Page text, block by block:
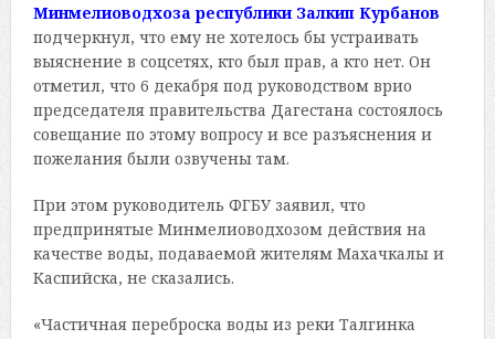
Минмелиоводхоза республики Залкип Курбанов
подчеркнул, что ему не хотелось бы устраивать
выяснение в соцсетях, кто был прав, а кто нет. Он
отметил, что 6 декабря под руководством врио
председателя правительства Дагестана состоялось
совещание по этому вопросу и все разъяснения и
пожелания были озвучены там.
При этом руководитель ФГБУ заявил, что
предпринятые Минмелиоводхозом действия на
качестве воды, подаваемой жителям Махачкалы и
Каспийска, не сказались.
«Частичная переброска воды из реки Талгинка